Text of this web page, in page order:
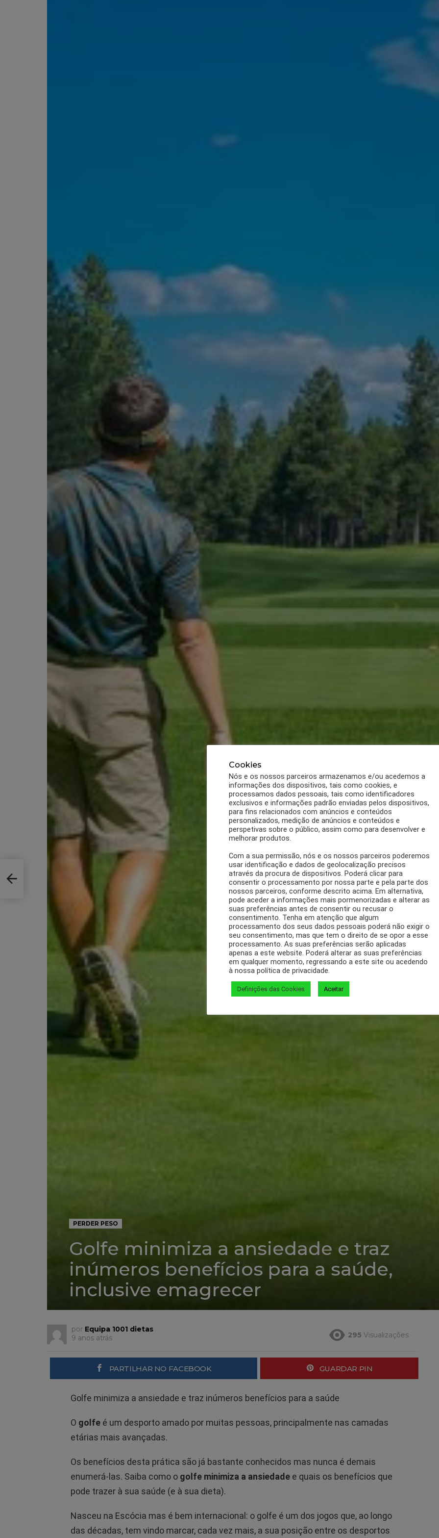
PERDER PESO
Golfe minimiza a ansiedade e traz
inúmeros benefícios para a saúde,
inclusive emagrecer
por Equipa 1001 dietas
9 anos atrás
295 Visualizações
PARTILHAR NO FACEBOOK GUARDAR PIN
Golfe minimiza a ansiedade e traz inúmeros benefícios para a saúde
O golfe é um desporto amado por muitas pessoas, principalmente nas camadas
etárias mais avançadas.
Os benefícios desta prática são já bastante conhecidos mas nunca é demais
enumerá-las. Saiba como o golfe minimiza a ansiedade e quais os benefícios que
pode trazer à sua saúde (e à sua dieta).
Nasceu na Escócia mas é bem internacional: o golfe é um dos jogos que, ao longo
das décadas, tem vindo marcar, cada vez mais, a sua posição entre os desportos
Cookies
Nós e os nossos parceiros armazenamos e/ou acedemos a
informações dos dispositivos, tais como cookies, e
processamos dados pessoais, tais como identificadores
exclusivos e informações padrão enviadas pelos dispositivos,
para fins relacionados com anúncios e conteúdos
personalizados, medição de anúncios e conteúdos e
perspetivas sobre o público, assim como para desenvolver e
melhorar produtos.
Com a sua permissão, nós e os nossos parceiros poderemos
usar identificação e dados de geolocalização precisos
através da procura de dispositivos. Poderá clicar para
consentir o processamento por nossa parte e pela parte dos
nossos parceiros, conforme descrito acima. Em alternativa,
pode aceder a informações mais pormenorizadas e alterar as
suas preferências antes de consentir ou recusar o
consentimento. Tenha em atenção que algum
processamento dos seus dados pessoais poderá não exigir o
seu consentimento, mas que tem o direito de se opor a esse
processamento. As suas preferências serão aplicadas
apenas a este website. Poderá alterar as suas preferências
em qualquer momento, regressando a este site ou acedendo
à nossa política de privacidade.
Definições das Cookies Aceitar